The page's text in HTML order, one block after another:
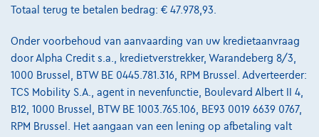
Totaal terug te betalen bedrag: € 47.978,93.
Onder voorbehoud van aanvaarding van uw kredietaanvraag
door Alpha Credit s.a., kredietverstrekker, Warandeberg 8/3,
1000 Brussel, BTW BE 0445.781.316, RPM Brussel. Adverteerder:
TCS Mobility S.A., agent in nevenfunctie, Boulevard Albert II 4,
B12, 1000 Brussel, BTW BE 1003.765.106, BE93 0019 6639 0767,
RPM Brussel. Het aangaan van een lening op afbetaling valt
Kwaliteitscharter
Onze dealers
Onze partners
Onze team
Contact